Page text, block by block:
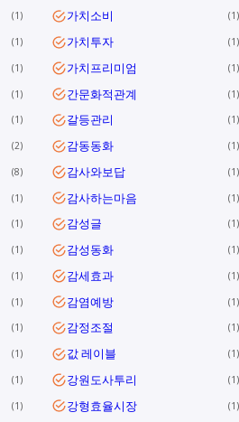
1 가치소비 1
1 가치투자 1
1 가치프리미엄 1
1 간문화적관계 1
1 갈등관리 1
2 감동동화 1
8 감사와보답 1
1 감사하는마음 1
1 감성글 1
1 감성동화 1
1 감세효과 1
1 감염예방 1
1 감정조절 1
1 값 레이블 1
1 강원도사투리 1
1 강형효율시장 1